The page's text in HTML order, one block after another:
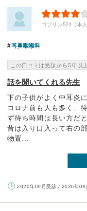
ゴブリン524（本
耳鼻咽喉科
この口コミは受診から5年以
話を聞いてくれる先生
下の子供がよく中耳炎
コロナ前も人も多く、
ず待ち時間は長い方だ
昔は入り口入って右の
物置...
2020年09月受診 / 2020年09